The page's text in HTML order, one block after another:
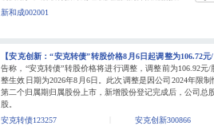
新和成002001
【安克创新：“安克转债”转股价格8月6日起调整为106.72
告称，“安克转债”转股价格将进行调整，调整前为106.92元
整生效日期为2026年8月6日。此次调整是因公司2024年限
第二个归属期归属股份上市，新增股份登记完成后，公司总
股。
安克转债123257
安克创新300866